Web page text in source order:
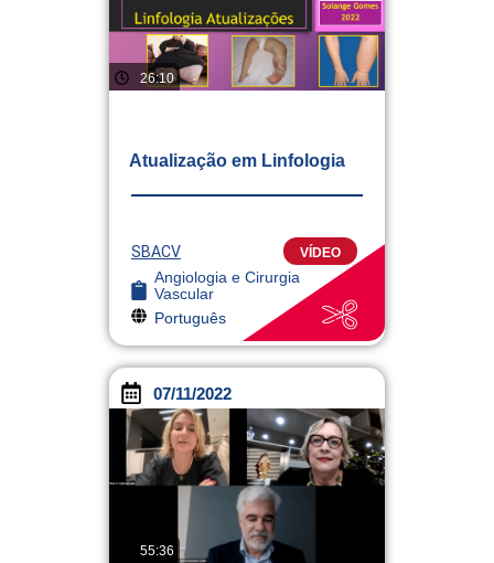
26:10
Atualização em Linfologia
SBACV VÍDEO
Angiologia e Cirurgia
Vascular
Português
07/11/2022
55:36